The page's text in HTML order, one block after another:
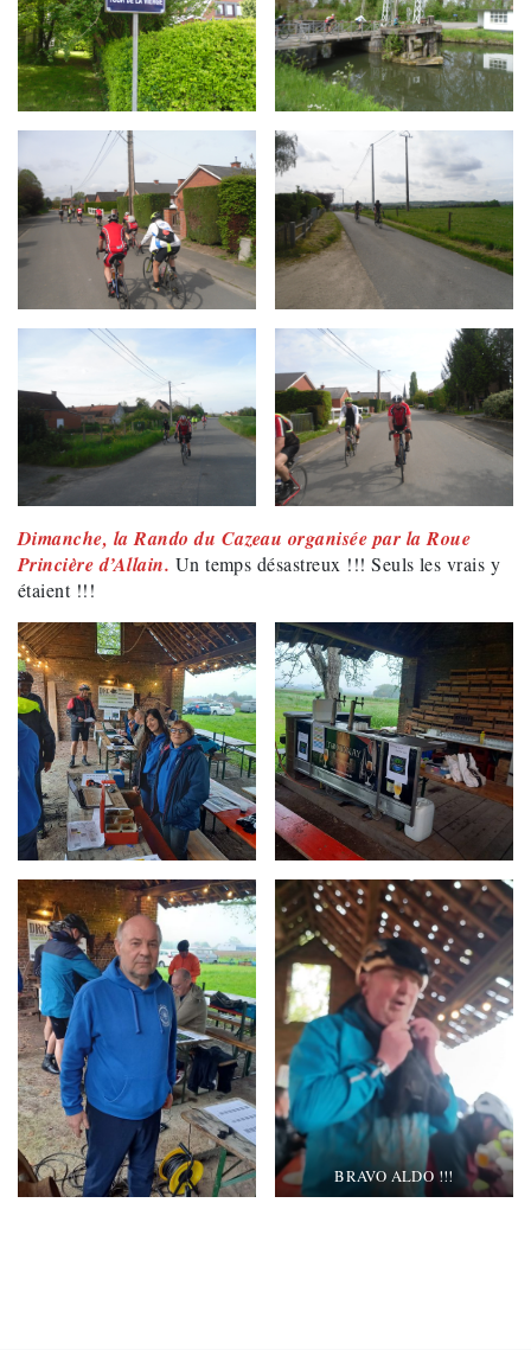
Dimanche, la Rando du Cazeau organisée par la Roue
Princière d’Allain. Un temps désastreux !!! Seuls les vrais y
étaient !!!
BRAVO ALDO !!!